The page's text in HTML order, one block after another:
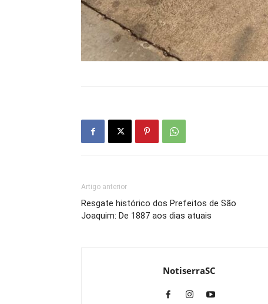
Artigo anterior
Resgate histórico dos Prefeitos de São
Joaquim: De 1887 aos dias atuais
NotiserraSC